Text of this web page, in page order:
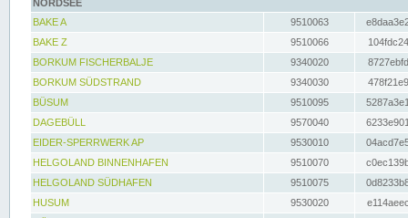
NORDSEE
BAKE A
9510063
BAKE Z
9510066
BORKUM FISCHERBALJE
9340020
BORKUM SÜDSTRAND
9340030
BÜSUM
9510095
DAGEBÜLL
9570040
EIDER-SPERRWERK AP
9530010
HELGOLAND BINNENHAFEN
9510070
HELGOLAND SÜDHAFEN
9510075
HUSUM
9530020